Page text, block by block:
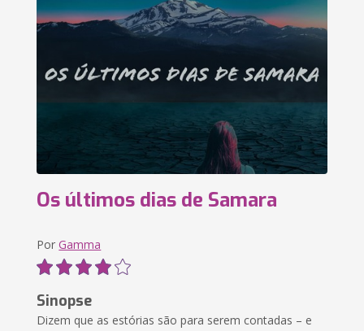
Os últimos dias de Samara
PorGamma
Sinopse
Dizem que as estórias são para serem contadas – e